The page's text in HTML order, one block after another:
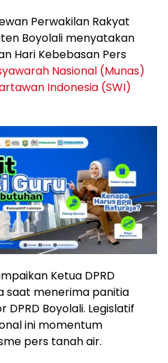
Perwakilan Rakyat
Boyolali menyatakan
Hari Kebebasan Pers
Nasional (Munas)
Indonesia (SWI)
Ketua DPRD
saat menerima panitia
Boyolali. Legislatif
ini momentum
pers tanah air.